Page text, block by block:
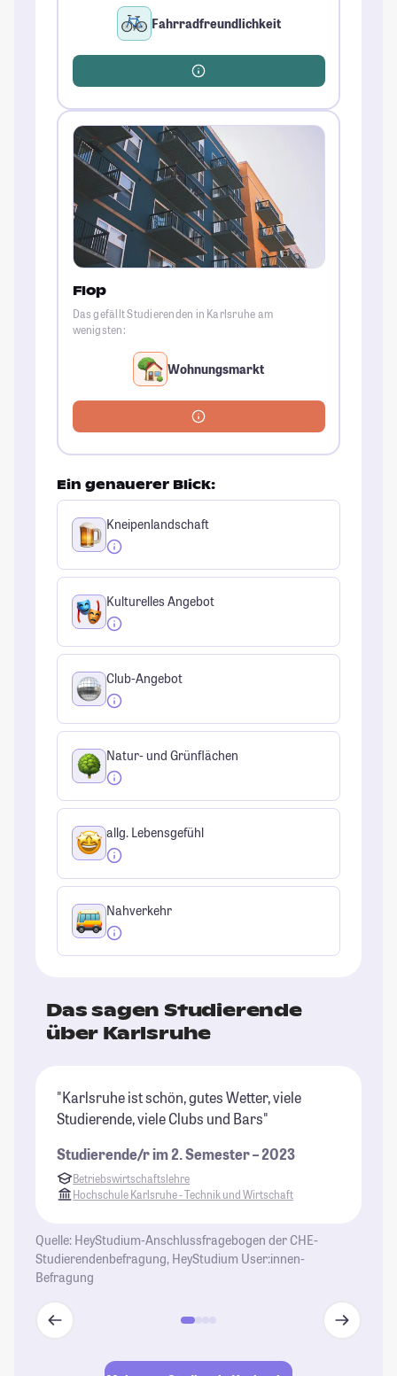
Fahrradfreundlichkeit
Flop
Das gefällt Studierenden in Karlsruhe am
wenigsten:
Wohnungsmarkt
Ein genauerer Blick:
Kneipenlandschaft
Kulturelles Angebot
Club-Angebot
Natur- und Grünflächen
allg. Lebensgefühl
Nahverkehr
Das sagen Studierende
über Karlsruhe
"Karlsruhe ist schön, gutes Wetter, viele
Studierende, viele Clubs und Bars"
Studierende/r im 2. Semester – 2023
Betriebswirtschaftslehre
Hochschule Karlsruhe - Technik und Wirtschaft
Quelle: HeyStudium-Anschlussfragebogen der CHE-
Studierendenbefragung, HeyStudium User:innen-
Befragung